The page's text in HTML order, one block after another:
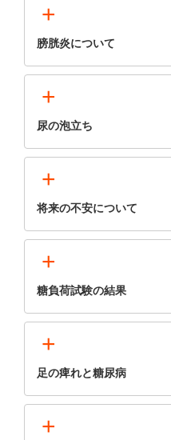
+
膀胱炎について
+
尿の泡立ち
+
将来の不安について
+
糖負荷試験の結果
+
足の痺れと糖尿病
+